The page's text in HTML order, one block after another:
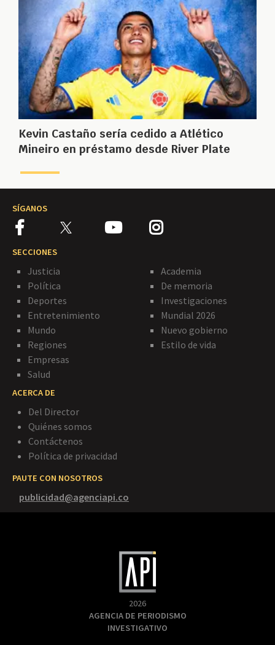
Kevin Castaño sería cedido a Atlético
Mineiro en préstamo desde River Plate
SÍGANOS
SECCIONES
Justicia
Política
Deportes
Entretenimiento
Mundo
Regiones
Empresas
Salud
Academia
De memoria
Investigaciones
Mundial 2026
Nuevo gobierno
Estilo de vida
ACERCA DE
Del Director
Quiénes somos
Contáctenos
Política de privacidad
PAUTE CON NOSOTROS
publicidad@agenciapi.co
2026
AGENCIA DE PERIODISMO
INVESTIGATIVO